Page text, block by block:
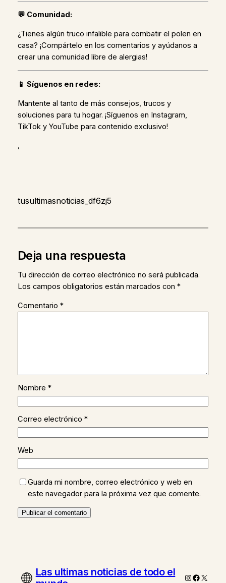
💬 Comunidad:
¿Tienes algún truco infalible para combatir el polen en
casa? ¡Compártelo en los comentarios y ayúdanos a
crear una comunidad libre de alergias!
📱 Síguenos en redes:
Mantente al tanto de más consejos, trucos y
soluciones para tu hogar. ¡Síguenos en Instagram,
TikTok y YouTube para contenido exclusivo!
,
tusultimasnoticias_df6zj5
Deja una respuesta
Tu dirección de correo electrónico no será publicada.
Los campos obligatorios están marcados con *
Comentario *
Nombre *
Correo electrónico *
Web
Guarda mi nombre, correo electrónico y web en
este navegador para la próxima vez que comente.
Las ultimas noticias de todo el
Instagram
X